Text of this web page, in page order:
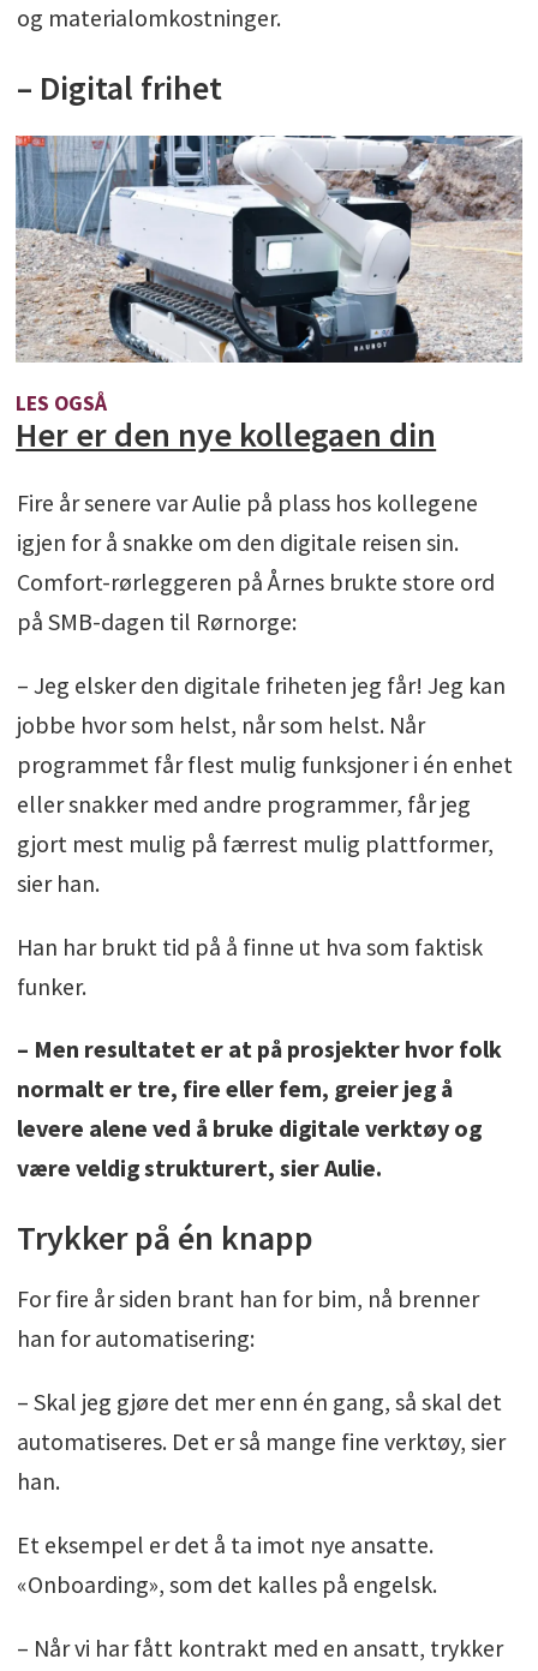
og materialomkostninger.
– Digital frihet
LES OGSÅ
Her er den nye kollegaen din
Fire år senere var Aulie på plass hos kollegene
igjen for å snakke om den digitale reisen sin.
Comfort-rørleggeren på Årnes brukte store ord
på SMB-dagen til Rørnorge:
– Jeg elsker den digitale friheten jeg får! Jeg kan
jobbe hvor som helst, når som helst. Når
programmet får flest mulig funksjoner i én enhet
eller snakker med andre programmer, får jeg
gjort mest mulig på færrest mulig plattformer,
sier han.
Han har brukt tid på å finne ut hva som faktisk
funker.
– Men resultatet er at på prosjekter hvor folk
normalt er tre, fire eller fem, greier jeg å
levere alene ved å bruke digitale verktøy og
være veldig strukturert, sier Aulie.
Trykker på én knapp
For fire år siden brant han for bim, nå brenner
han for automatisering:
– Skal jeg gjøre det mer enn én gang, så skal det
automatiseres. Det er så mange fine verktøy, sier
han.
Et eksempel er det å ta imot nye ansatte.
«Onboarding», som det kalles på engelsk.
– Når vi har fått kontrakt med en ansatt, trykker